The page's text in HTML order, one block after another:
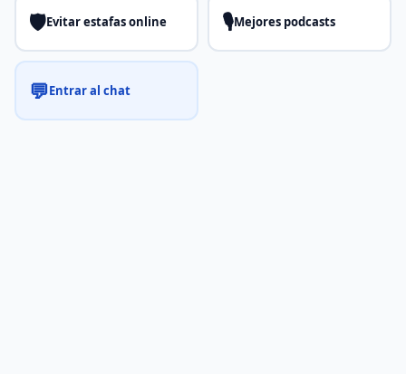
🛡️Evitar estafas online 🎙️Mejores podcasts
💬Entrar al chat